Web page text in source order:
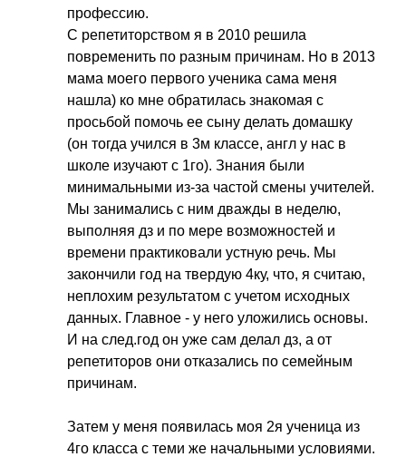
профессию.
С репетиторством я в 2010 решила
повременить по разным причинам. Но в 2013
мама моего первого ученика сама меня
нашла) ко мне обратилась знакомая с
просьбой помочь ее сыну делать домашку
(он тогда учился в 3м классе, англ у нас в
школе изучают с 1го). Знания были
минимальными из-за частой смены учителей.
Мы занимались с ним дважды в неделю,
выполняя дз и по мере возможностей и
времени практиковали устную речь. Мы
закончили год на твердую 4ку, что, я считаю,
неплохим результатом с учетом исходных
данных. Главное - у него уложились основы.
И на след.год он уже сам делал дз, а от
репетиторов они отказались по семейным
причинам.
Затем у меня появилась моя 2я ученица из
4го класса с теми же начальными условиями.